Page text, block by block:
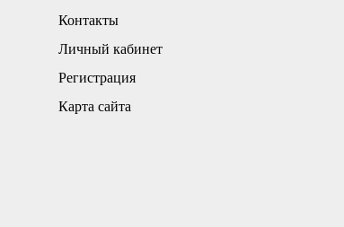
Контакты
Личный кабинет
Регистрация
Карта сайта